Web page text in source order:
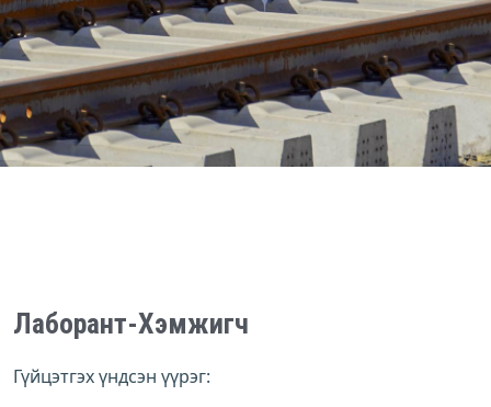
Лаборант-Хэмжигч
Гүйцэтгэх үндсэн үүрэг: